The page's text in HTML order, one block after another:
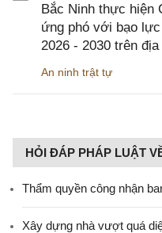
Bắc Ninh thực hiện
ứng phó với bạo
2026 - 2030 trên
An ninh trật tự
HỎI ĐÁP PHÁP LUẬT
Thẩm quyền công nhận
Xây dựng nhà vượt quá